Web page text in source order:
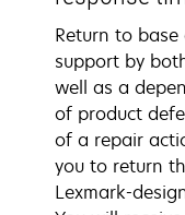
Return to
support by
well as a
of product
of a repair
you to return
Lexmark-